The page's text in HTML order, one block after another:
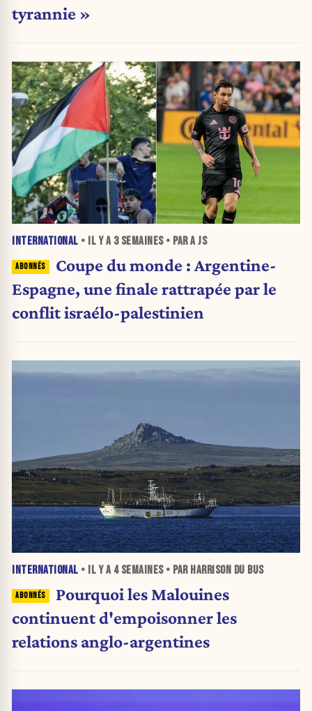
tyrannie »
INTERNATIONAL • IL Y A 3 SEMAINES• PAR A JS
Coupe du monde : Argentine-
Espagne, une finale rattrapée par le
conflit israélo-palestinien
INTERNATIONAL • IL Y A 4 SEMAINES• PAR HARRISON DU BUS
Pourquoi les Malouines
continuent d'empoisonner les
relations anglo-argentines